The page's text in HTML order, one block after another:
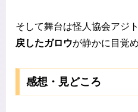
そして舞台は怪人協会アジ
戻したガロウが静かに目覚
感想・見どころ